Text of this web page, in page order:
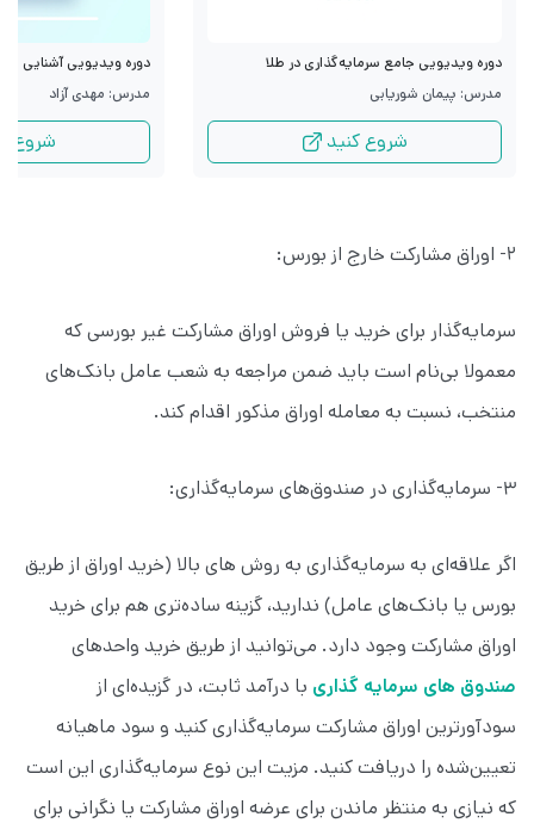
دوره ویدیویی جامع سرمایه‌گذاری در طلا
مدرس: پیمان شوریابی
شروع کنید
دوره ویدیویی آشنایی با
مدرس: مهدی آزاد
شروع
۲- اوراق مشارکت خارج از بورس:
سرمایه‌گذار برای خرید یا فروش اوراق مشارکت غیر بورسی که
معمولا بی‌نام است باید ضمن مراجعه به شعب عامل بانک‌های
منتخب، نسبت به معامله اوراق مذکور اقدام کند.
۳- سرمایه‌گذاری در صندوق‌های سرمایه‌گذاری:
اگر علاقه‌ای به سرمایه‌گذاری به روش های بالا (خرید اوراق از طریق
بورس یا بانک‌های عامل) ندارید، گزینه‌ ساده‌تری هم برای خرید
اوراق مشارکت وجود دارد. می‌توانید از طریق خرید واحد‌های
صندوق های سرمایه گذاری با درآمد ثابت، در گزیده‌ای از
سودآورترین اوراق مشارکت سرمایه‌گذاری کنید و سود ماهیانه
تعیین‌شده را دریافت کنید. مزیت این نوع سرمایه‌گذاری این است
که نیازی به منتظر ماندن برای عرضه اوراق مشارکت یا نگرانی برای